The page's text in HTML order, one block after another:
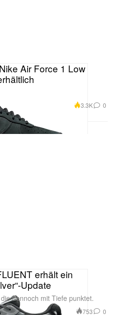
Air Force 1 Low
3.3K 0
erhält ein
Update
dennoch mit Tiefe punktet.
753 0